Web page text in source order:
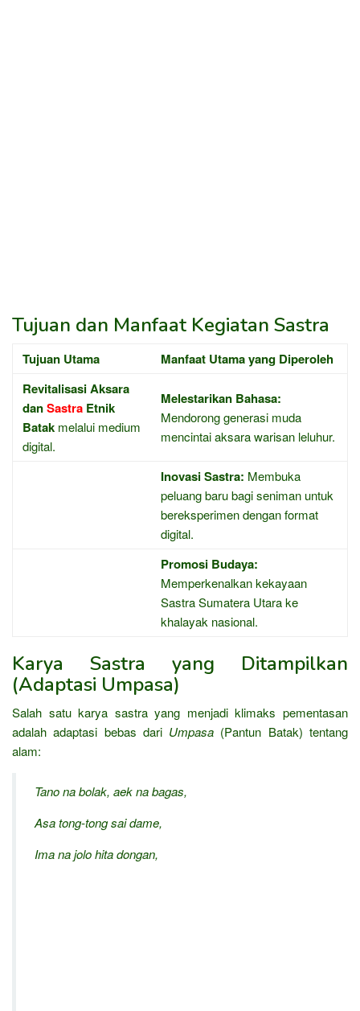
Tujuan dan Manfaat Kegiatan Sastra
Tujuan Utama
Manfaat Utama yang Diperoleh
Revitalisasi Aksara
danSastra Etnik
Batak melalui medium
digital.
Melestarikan Bahasa:
Mendorong generasi muda
mencintai aksara warisan leluhur.
Inovasi Sastra: Membuka
peluang baru bagi seniman untuk
bereksperimen dengan format
digital.
Promosi Budaya:
Memperkenalkan kekayaan
Sastra Sumatera Utara ke
khalayak nasional.
Karya Sastra yang Ditampilkan
(Adaptasi Umpasa)
Salah satu karya sastra yang menjadi klimaks pementasan
adalah adaptasi bebas dari Umpasa (Pantun Batak) tentang
alam:
Tano na bolak, aek na bagas,
Asa tong-tong sai dame,
Ima na jolo hita dongan,